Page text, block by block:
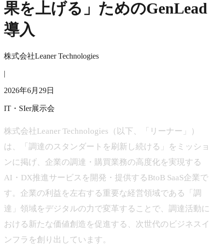
果を上げる」ためのGenLead
導入
株式会社Leaner Technologies
|
2026年6月29日
IT・SIer展示会
株式会社Leaner Technologies（以下、「リーナー」）
は、「調達のスタンダートを刷新し続ける」をミッショ
ンに掲げ、企業の調達・購買業務の高度化を実現する
AI・DX推進サービスを開発・提供するBtoB SaaS企業で
す。企業の利益を左右する重要な経営領域である「調
達」領域をデジタルの力で変革することで、調達活動に
おける新たな価値創造を促進する、次世代のビジネスイ
ンフラを創り出しています。